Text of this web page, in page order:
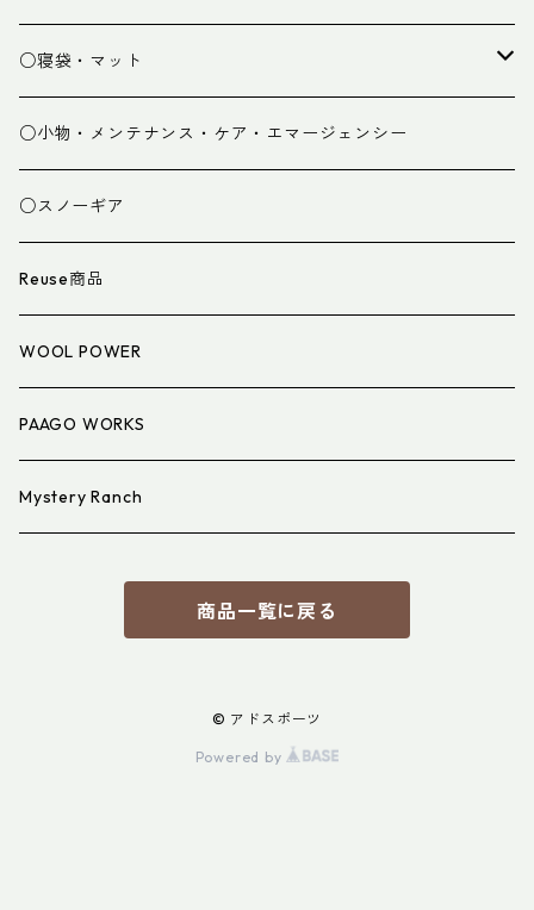
パンツ
グローブ
スパッツ・ゲイター
衣類小物
アイウェア
○寝袋・マット
寝袋
マット
寝具小物
○小物・メンテナンス・ケア・エマージェンシー
○スノーギア
Reuse商品
WOOL POWER
PAAGO WORKS
Mystery Ranch
商品一覧に戻る
© アドスポーツ
Powered by